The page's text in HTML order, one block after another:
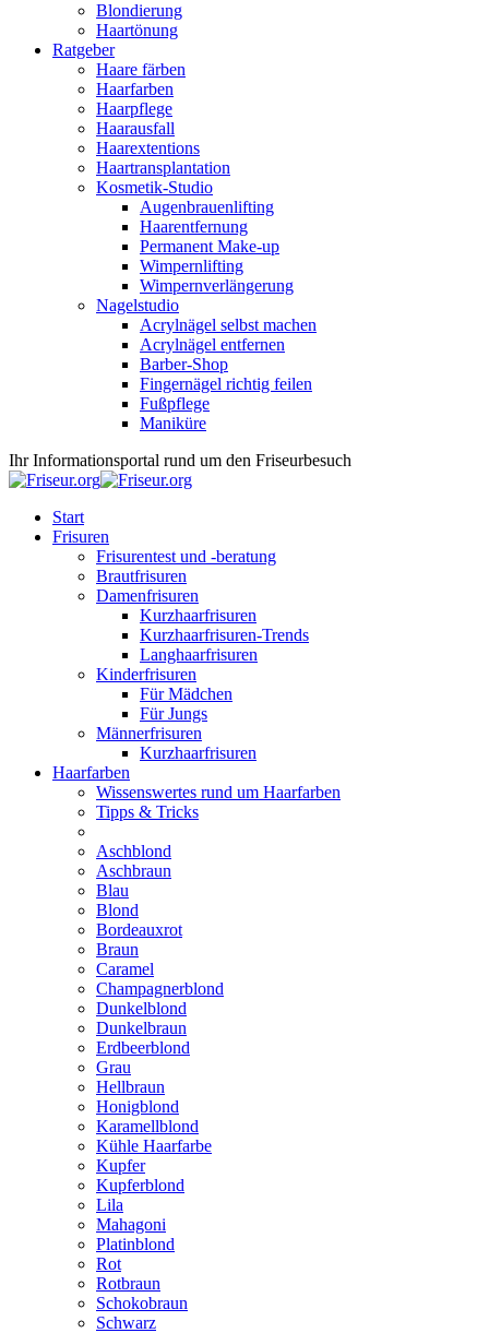
Blondierung
Haartönung
Ratgeber
Haare färben
Haarfarben
Haarpflege
Haarausfall
Haarextentions
Haartransplantation
Kosmetik-Studio
Augenbrauenlifting
Haarentfernung
Permanent Make-up
Wimpernlifting
Wimpernverlängerung
Nagelstudio
Acrylnägel selbst machen
Acrylnägel entfernen
Barber-Shop
Fingernägel richtig feilen
Fußpflege
Maniküre
Ihr Informationsportal rund um den Friseurbesuch
Start
Frisuren
Frisurentest und -beratung
Brautfrisuren
Damenfrisuren
Kurzhaarfrisuren
Kurzhaarfrisuren-Trends
Langhaarfrisuren
Kinderfrisuren
Für Mädchen
Für Jungs
Männerfrisuren
Kurzhaarfrisuren
Haarfarben
Wissenswertes rund um Haarfarben
Tipps & Tricks
Aschblond
Aschbraun
Blau
Blond
Bordeauxrot
Braun
Caramel
Champagnerblond
Dunkelblond
Dunkelbraun
Erdbeerblond
Grau
Hellbraun
Honigblond
Karamellblond
Kühle Haarfarbe
Kupfer
Kupferblond
Lila
Mahagoni
Platinblond
Rot
Rotbraun
Schokobraun
Schwarz